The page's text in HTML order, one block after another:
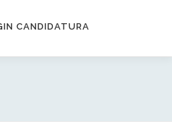
CANDIDATURA